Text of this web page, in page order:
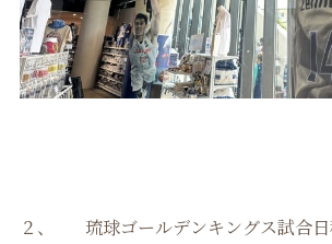
２、 琉球ゴールデンキングス試合日